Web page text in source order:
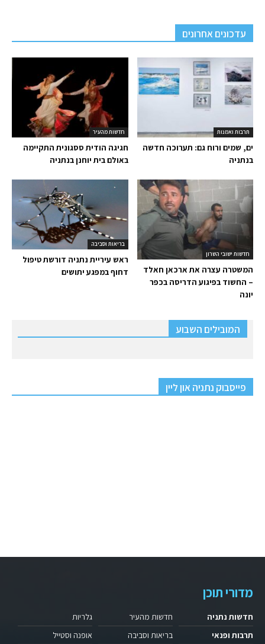
עדכונים אחרונים
חדשות מהעיר
חגיגה הודית ססגונית התקיימה
באולם בית יוחנן בנתניה
תרבות ואמנות
ים, שמים ורוח גם: תערוכה חדשה
בנתניה
בריאות וסביבה
ראש עיריית נתניה דורשת טיפול
דחוף במפגע יתושים
חדשות ישובי השרון
המשטרה עצרה את ארכאן חאלד
– החשוד בפיגוע הדריסה בכפר
יונה
המובילים השבוע
פייסבוק נתניה און ליין
מדורי תוכן
חדשות נתניה
תרבות ופנאי
חדשות מהעיר
בריאות וסביבה
גלריות
אופנה וסטייל